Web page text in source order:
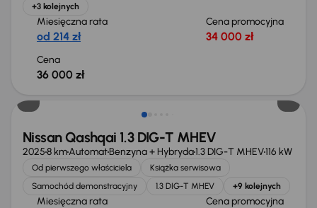
+3 kolejnych
Miesięczna rata
od 214 zł
Cena promocyjna
34 000 zł
Cena
36 000 zł
Od nowego taniej o 36 775 zł
Nissan Qashqai 1.3 DIG-T MHEV
20258 kmAutomatBenzyna + Hybryda1.3 DIG-T MHEV116 kW
Od pierwszego właściciela
Książka serwisowa
Samochód demonstracyjny
1.3 DIG-T MHEV +9 kolejnych
Miesięczna rata Cena promocyjna